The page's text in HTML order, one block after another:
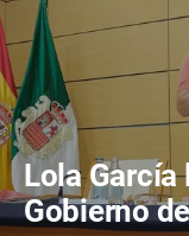
Lola
Gobierno